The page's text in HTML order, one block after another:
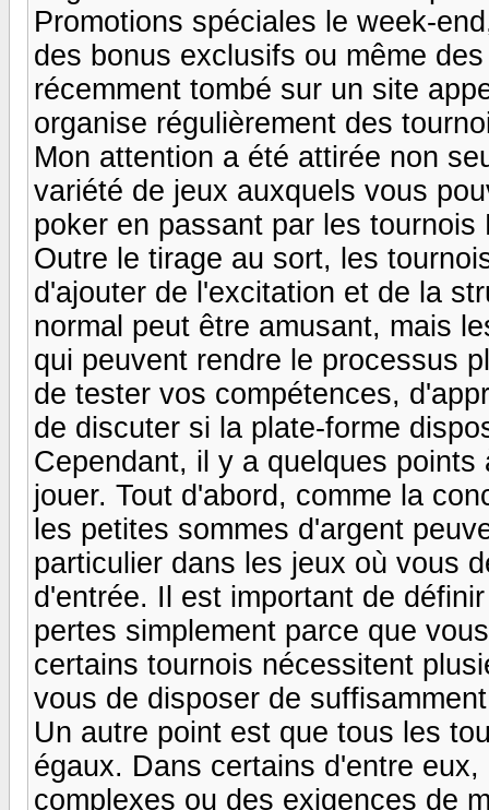
Promotions spéciales le week-
des bonus exclusifs ou même
récemment tombé sur un site
organise régulièrement des
Mon attention a été attirée non
variété de jeux auxquels vous
poker en passant par les tournois
Outre le tirage au sort, les
d'ajouter de l'excitation et de la
normal peut être amusant, mais
qui peuvent rendre le processus
de tester vos compétences,
de discuter si la plate-forme
Cependant, il y a quelques
jouer. Tout d'abord, comme la
les petites sommes d'argent
particulier dans les jeux où vous
d'entrée. Il est important de
pertes simplement parce que
certains tournois nécessitent
vous de disposer de
Un autre point est que tous les
égaux. Dans certains d'entre
complexes ou des exigences de